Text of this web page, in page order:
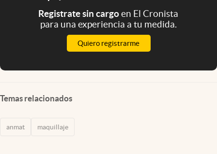
Registrate sin cargoen El Cronista
para una experiencia a tu medida.
Quiero registrarme
Temas relacionados
anmat maquillaje